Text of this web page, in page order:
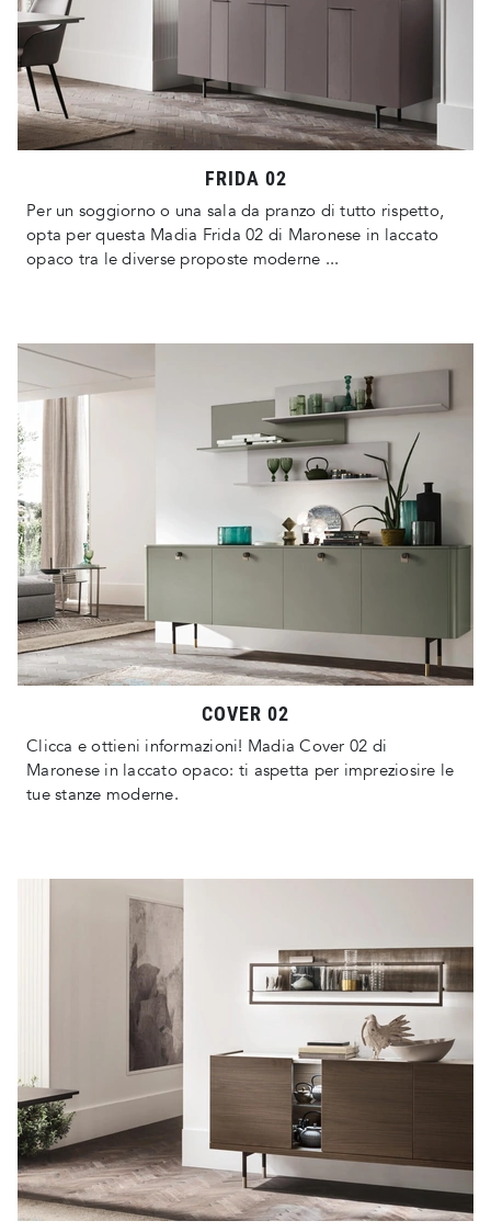
FRIDA 02
Per un soggiorno o una sala da pranzo di tutto rispetto,
opta per questa Madia Frida 02 di Maronese in laccato
opaco tra le diverse proposte moderne ...
COVER 02
Clicca e ottieni informazioni! Madia Cover 02 di
Maronese in laccato opaco: ti aspetta per impreziosire le
tue stanze moderne.